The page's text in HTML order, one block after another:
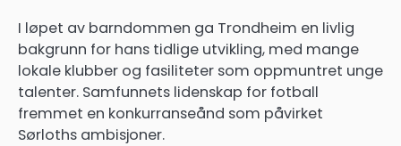
I løpet av barndommen ga Trondheim en livlig
bakgrunn for hans tidlige utvikling, med mange
lokale klubber og fasiliteter som oppmuntret unge
talenter. Samfunnets lidenskap for fotball
fremmet en konkurranseånd som påvirket
Sørloths ambisjoner.